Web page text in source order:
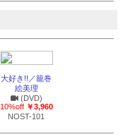
大好き!!／籠巻
絵美理
(DVD)
10%off ￥3,960
NOST-101